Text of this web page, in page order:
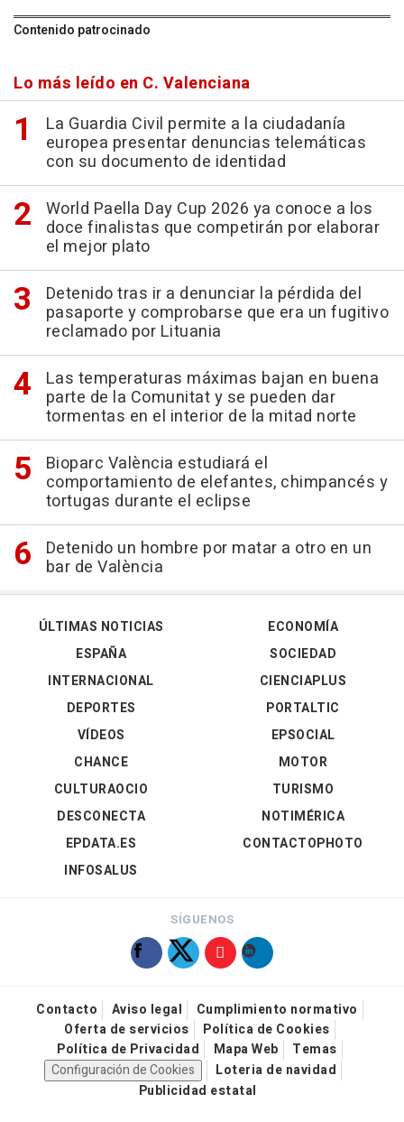
Contenido patrocinado
Lo más leído en C. Valenciana
La Guardia Civil permite a la ciudadanía
europea presentar denuncias telemáticas
con su documento de identidad
World Paella Day Cup 2026 ya conoce a los
doce finalistas que competirán por elaborar
el mejor plato
Detenido tras ir a denunciar la pérdida del
pasaporte y comprobarse que era un fugitivo
reclamado por Lituania
Las temperaturas máximas bajan en buena
parte de la Comunitat y se pueden dar
tormentas en el interior de la mitad norte
Bioparc València estudiará el
comportamiento de elefantes, chimpancés y
tortugas durante el eclipse
Detenido un hombre por matar a otro en un
bar de València
ÚLTIMAS NOTICIAS
ESPAÑA
INTERNACIONAL
DEPORTES
VÍDEOS
ECONOMÍA
SOCIEDAD
CIENCIAPLUS
PORTALTIC
EPSOCIAL
CHANCE
CULTURAOCIO
DESCONECTA
EPDATA.ES
INFOSALUS
MOTOR
TURISMO
NOTIMÉRICA
CONTACTOPHOTO
SÍGUENOS
Contacto Aviso legal
Cumplimiento normativo
Oferta de servicios
Política de Cookies
Política de Privacidad
Mapa Web
Temas
Configuración de Cookies
Loteria de navidad
Publicidad estatal